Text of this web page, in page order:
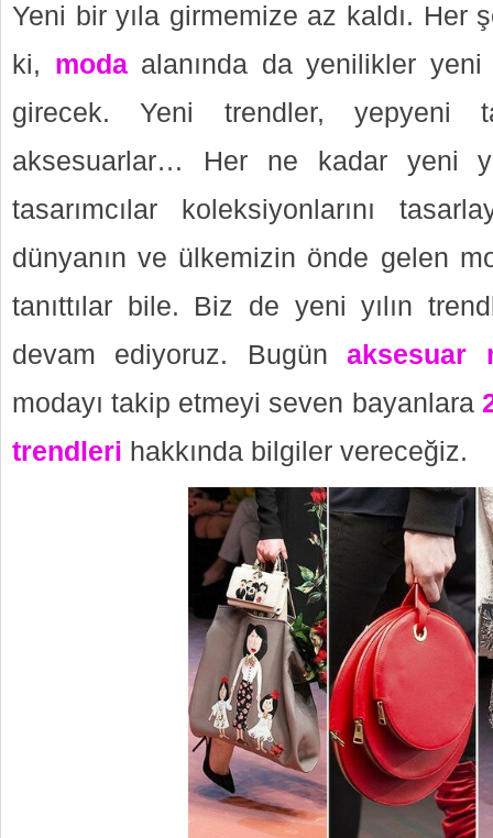
Yeni bir yıla girmemize az kaldı. Her
ki, modaalanında da yenilikler yeni
girecek. Yeni trendler, yepyeni
aksesuarlar… Her ne kadar yeni
tasarımcılar koleksiyonlarını
dünyanın ve ülkemizin önde gelen
tanıttılar bile. Biz de yeni yılın
devam ediyoruz. Bugünaksesuar
modayı takip etmeyi seven bayanlara
trendleri hakkında bilgiler vereceğiz.